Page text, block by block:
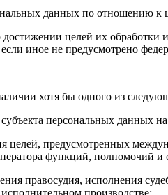
данных по отношению
целей их
иное не предусмотрено
хотя бы одного из
персональных данных
целей, предусмотренных
функций, полномочий и
правосудия, исполнения
производстве;